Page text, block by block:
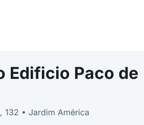
Edificio Paco de
132 • Jardim América